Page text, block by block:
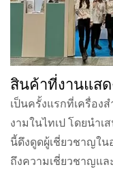
สินค้าที่งานแส
เป็นครั้งแรกที่เครื่อง
งามในไทเป โดยนำ
นี้ดึงดูดผู้เชี่ยวชาญใ
ถึงความเชี่ยวชาญแล